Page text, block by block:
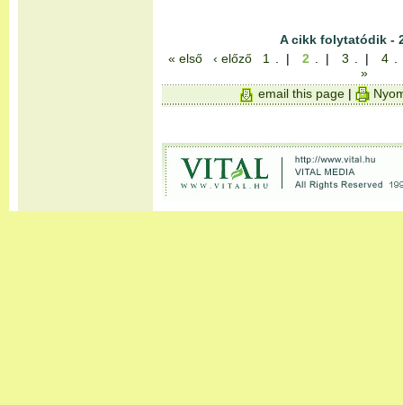
A cikk folytatódik -
« első
‹ előző 1 . | 2 . | 3 . | 4
»
email this page |